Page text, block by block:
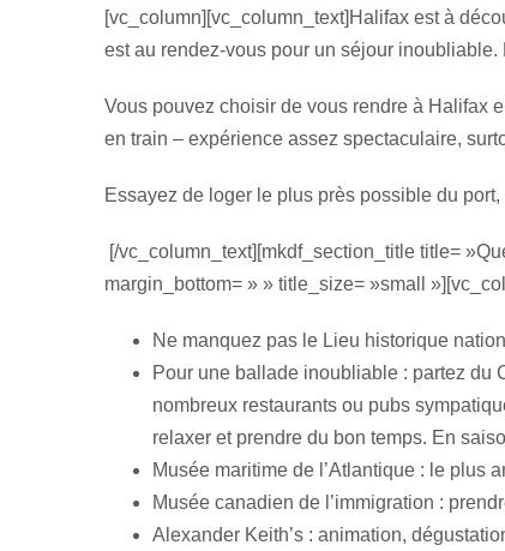
[vc_column][vc_column_text]Halifax est à
est au rendez-vous pour un séjour
Vous pouvez choisir de vous rendre à Halifax
en train – expérience assez spectaculaire,
Essayez de loger le plus près possible du
[/vc_column_text][mkdf_section_title title=
margin_bottom= » » title_size= »small
Ne manquez pas le Lieu historique
Pour une ballade inoubliable : partez du
nombreux restaurants ou pubs
relaxer et prendre du bon temps. En
Musée maritime de l’Atlantique : le plus
Musée canadien de l’immigration :
Alexander Keith’s : animation,